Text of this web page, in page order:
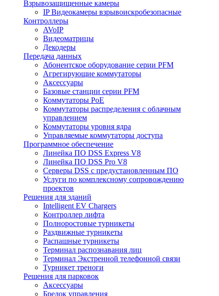
Взрывозащищенные камеры
IP Видеокамеры взрывоискробезопасные
Контроллеры
AVoIP
Видеоматрицы
Декодеры
Передача данных
Абонентское оборудование серии PFM
Агрегирующие коммутаторы
Аксессуары
Базовые станции серии PFM
Коммутаторы PoE
Коммутаторы распределения с облачным
управлением
Коммутаторы уровня ядра
Управляемые коммутаторы доступа
Программное обеспечение
Линейка ПО DSS Express V8
Линейка ПО DSS Pro V8
Серверы DSS с предустановленным ПО
Услуги по комплексному сопровождению
проектов
Решения для зданий
Intelligent EV Chargers
Контроллер лифта
Полноростовые турникеты
Раздвижные турникеты
Распашные турникеты
Терминал распознавания лиц
Терминал Экстренной телефонной связи
Турникет треноги
Решения для парковок
Аксессуары
Брелок управления